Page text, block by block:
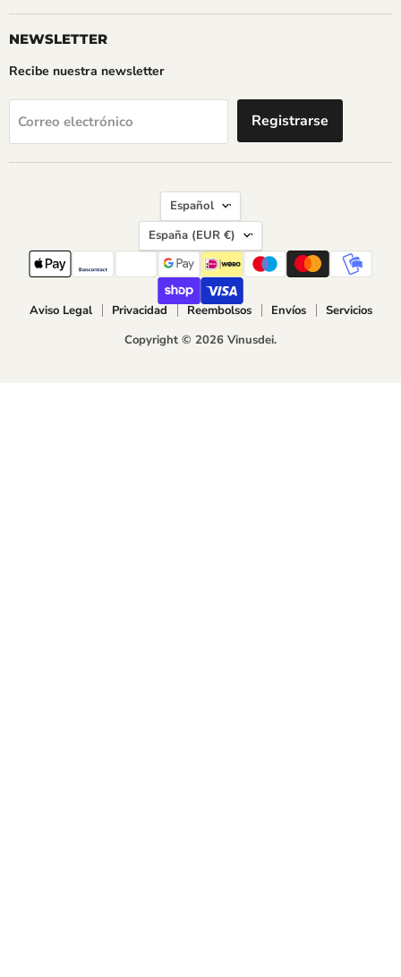
NEWSLETTER
Recibe nuestra newsletter
Correo electrónico Registrarse
IDIOMA
Español
PAÍS
España (EUR €)
Aviso Legal Privacidad Reembolsos Envíos
Servicios
Copyright © 2026 Vinusdei.